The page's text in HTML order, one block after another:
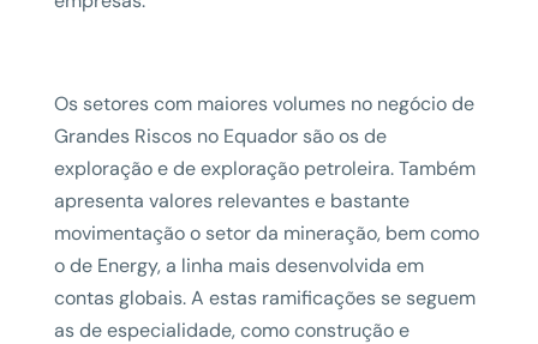
Os setores com maiores volumes no negócio de
Grandes Riscos no Equador são os de
exploração e de exploração petroleira. Também
apresenta valores relevantes e bastante
movimentação o setor da mineração, bem como
o de Energy, a linha mais desenvolvida em
contas globais. A estas ramificações se seguem
as de especialidade, como construção e